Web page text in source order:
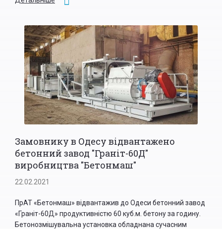
Замовнику в Одесу відвантажено
бетонний завод "Граніт-60Д"
виробництва "Бетонмаш"
22.02.2021
ПрАТ «Бетонмаш» відвантажив до Одеси бетонний завод
«Граніт-60Д» продуктивністю 60 куб.м. бетону за годину.
Бетонозмішувальна установка обладнана сучасним